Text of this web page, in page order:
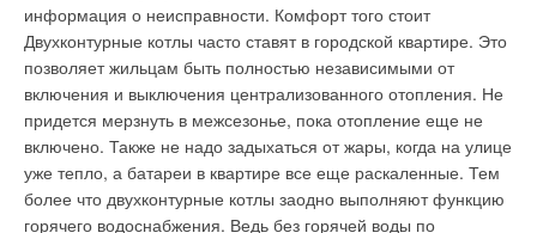
информация о неисправности. Комфорт того стоит
Двухконтурные котлы часто ставят в городской квартире. Это
позволяет жильцам быть полностью независимыми от
включения и выключения централизованного отопления. Не
придется мерзнуть в межсезонье, пока отопление еще не
включено. Также не надо задыхаться от жары, когда на улице
уже тепло, а батареи в квартире все еще раскаленные. Тем
более что двухконтурные котлы заодно выполняют функцию
горячего водоснабжения. Ведь без горячей воды по
филиалы компании.
Уведомления отключены
Комментарии
В этой теме еще нет комментариев
статус компании NOIROT, как производителя бытовой
электротехники высочайшего качества. Знак «Потребитель
рекомендует» означает, что продукция NOIROT
действительно соответствует жестким международным
требованиям в области производительности, экономичности
и безопасности.
профильных структур Правительства города, не имеющих
координации и профессиональной подготовки в области
энергосбережения. Городу не удалось организовать четкого
контроля за реализацией программы, так как процессы
энергосбережения охватывали практически все отрасли
экономики и город мог воздействовать не на все из них.